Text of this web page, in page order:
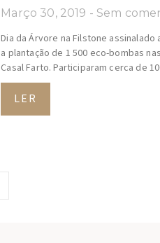
Março 30, 2019 Sem
Dia da Árvore na Filstone assinalado
a plantação de 1 500 eco-bombas
Casal Farto. Participaram cerca de
LER